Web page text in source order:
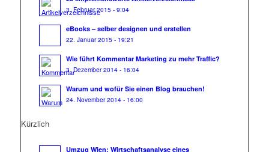
3. Februar 2015 - 9:04
eBooks – selber designen und erstellen
22. Januar 2015 - 19:21
Wie führt Kommentar Marketing zu mehr Traffic?
3. Dezember 2014 - 16:04
Warum und wofür Sie einen Blog brauchen!
24. November 2014 - 16:00
Kürzlich
Umzug Wien: Wirtschaftsanalyse eines